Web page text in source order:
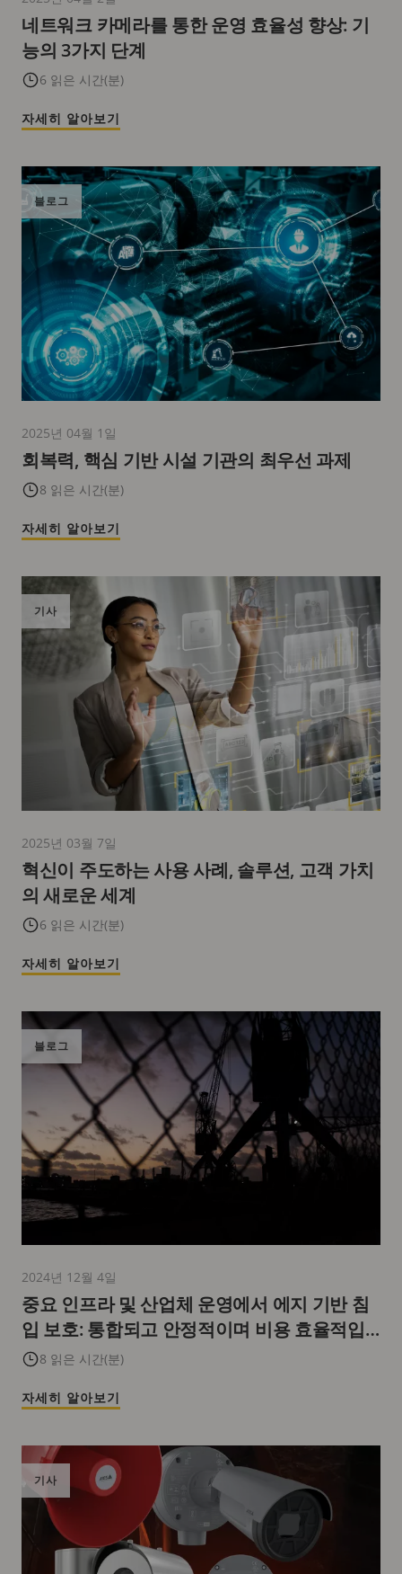
네트워크 카메라를 통한 운영 효율성 향상: 기
능의 3가지 단계
6 읽은 시간(분)
자세히 알아보기
회복력, 핵심 기반 시설 기관의 최우선 과제
8 읽은 시간(분)
블로그
2025년 04월 1일
자세히 알아보기
혁신이 주도하는 사용 사례, 솔루션, 고객 가치
의 새로운 세계
6 읽은 시간(분)
기사
2025년 03월 7일
자세히 알아보기
중요 인프라 및 산업체 운영에서 에지 기반 침
입 보호: 통합되고 안정적이며 비용 효율적입
니다8 읽은 시간(분)
블로그
2024년 12월 4일
자세히 알아보기
기사